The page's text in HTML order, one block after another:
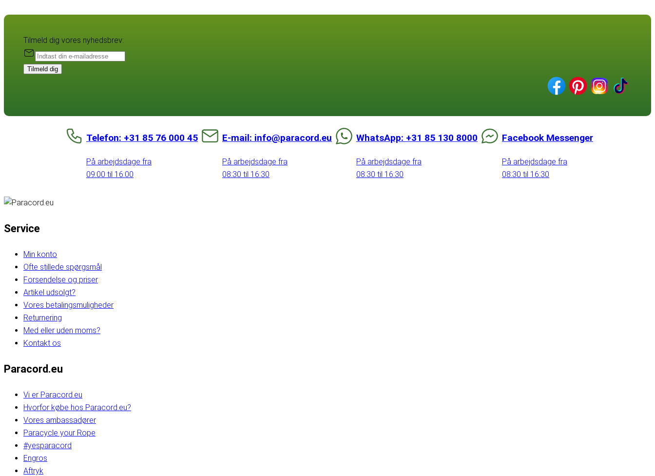
Tilmeld dig vores nyhedsbrev:
Tilmeld dig
Telefon: +31 85 76 000 45
På arbejdsdage fra
09:00 til 16:00
E-mail: info@paracord.eu
På arbejdsdage fra
08:30 til 16:30
WhatsApp: +31 85 130 8000
På arbejdsdage fra
08:30 til 16:30
Facebook Messenger
På arbejdsdage fra
08:30 til 16:30
Service
Min konto
Ofte stillede spørgsmål
Forsendelse og priser
Artikel udsolgt?
Vores betalingsmuligheder
Returnering
Med eller uden moms?
Kontakt os
Paracord.eu
Vi er Paracord.eu
Hvorfor købe hos Paracord.eu?
Vores ambassadører
Paracycle your Rope
#yesparacord
Engros
Aftryk